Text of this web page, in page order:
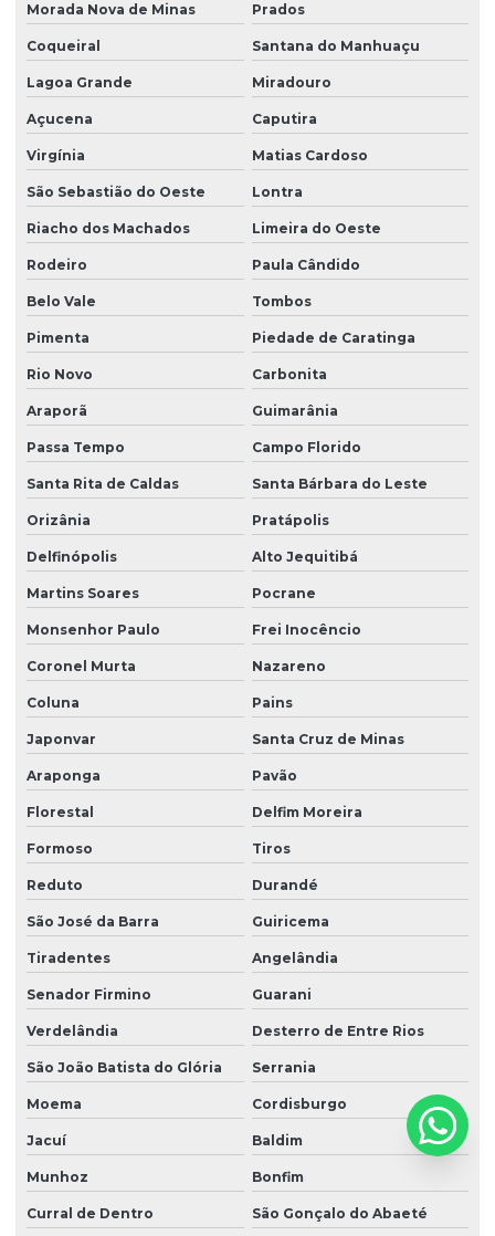
Morada Nova de Minas Prados
Coqueiral Santana do Manhuaçu
Lagoa Grande Miradouro
Açucena Caputira
Virgínia Matias Cardoso
São Sebastião do Oeste Lontra
Riacho dos Machados Limeira do Oeste
Rodeiro Paula Cândido
Belo Vale Tombos
Pimenta Piedade de Caratinga
Rio Novo Carbonita
Araporã Guimarânia
Passa Tempo Campo Florido
Santa Rita de Caldas Santa Bárbara do Leste
Orizânia Pratápolis
Delfinópolis Alto Jequitibá
Martins Soares Pocrane
Monsenhor Paulo Frei Inocêncio
Coronel Murta Nazareno
Coluna Pains
Japonvar Santa Cruz de Minas
Araponga Pavão
Florestal Delfim Moreira
Formoso Tiros
Reduto Durandé
São José da Barra Guiricema
Tiradentes Angelândia
Senador Firmino Guarani
Verdelândia Desterro de Entre Rios
São João Batista do Glória Serrania
Moema Cordisburgo
Jacuí Baldim
Munhoz Bonfim
Curral de Dentro São Gonçalo do Abaeté